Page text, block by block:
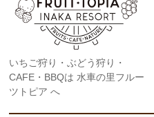
いちご狩り・ぶどう狩り・
CAFE・BBQは 水車の里フルー
ツトピア へ